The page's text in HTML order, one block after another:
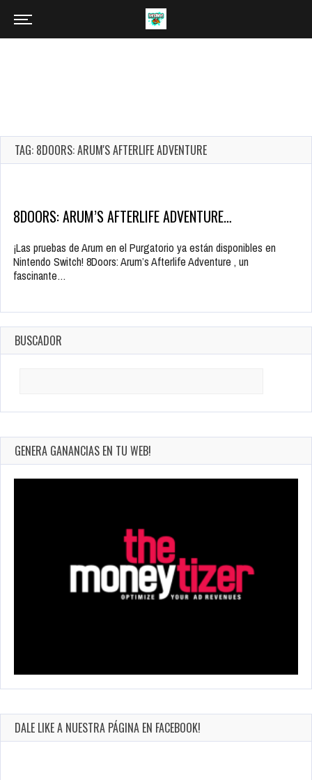
TAG: 8DOORS: ARUM'S AFTERLIFE ADVENTURE
8DOORS: ARUM’S AFTERLIFE ADVENTURE…
¡Las pruebas de Arum en el Purgatorio ya están disponibles en
Nintendo Switch! 8Doors: Arum’s Afterlife Adventure , un
fascinante…
BUSCADOR
GENERA GANANCIAS EN TU WEB!
DALE LIKE A NUESTRA PÁGINA EN FACEBOOK!